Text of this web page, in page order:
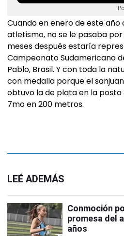
Cuando en enero de este año
atletismo, no se le pasaba
meses después estaría
Campeonato Sudamericano
Pablo, Brasil. Y con toda la
con medalla porque el
obtuvo la de plata en la posta
7mo en 200 metros.
LEÉ ADEMÁS
Conmoción
promesa del
años